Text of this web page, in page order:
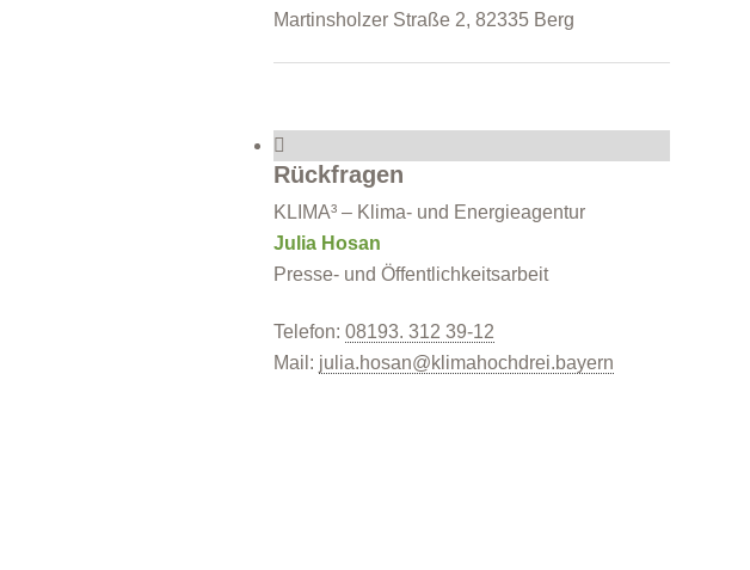
Martinsholzer Straße 2, 82335 Berg
Rückfragen
KLIMA³ – Klima- und Energieagentur
Julia Hosan
Presse- und Öffentlichkeitsarbeit
Telefon:08193. 312 39-12
Mail: julia.hosan@klimahochdrei.bayern